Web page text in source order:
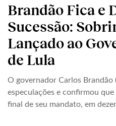
Brandão Fica e
Sucessão:
Lançado ao
de Lula
O governador Carlos Brandão
especulações e confirmou
final de seu mandato, em